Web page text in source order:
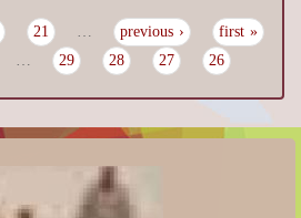
Pages
« first
‹ previous
…
21
26
27
28
29
…